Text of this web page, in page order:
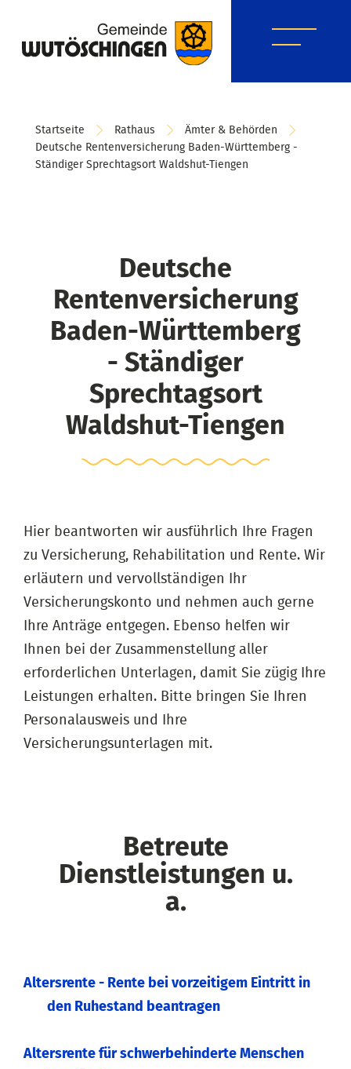
Startseite Rathaus
Ämter & Behörden
Deutsche Rentenversicherung Baden-Württemberg -
Ständiger Sprechtagsort Waldshut-Tiengen
Deutsche
Rentenversicherung
Baden-Württemberg
- Ständiger
Sprechtagsort
Waldshut-Tiengen
Hier beantworten wir ausführlich Ihre Fragen
zu Versicherung, Rehabilitation und Rente. Wir
erläutern und vervollständigen Ihr
Versicherungskonto und nehmen auch gerne
Ihre Anträge entgegen. Ebenso helfen wir
Ihnen bei der Zusammenstellung aller
erforderlichen Unterlagen, damit Sie zügig Ihre
Leistungen erhalten. Bitte bringen Sie Ihren
Personalausweis und Ihre
Versicherungsunterlagen mit.
Betreute
Dienstleistungen u.
a.
Altersrente - Rente bei vorzeitigem Eintritt in
den Ruhestand beantragen
Altersrente für schwerbehinderte Menschen